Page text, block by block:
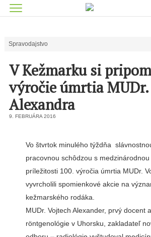
Spravodajstvo
V Kežmarku si
výročie úmrtia MUDr.
Alexandra
9. FEBRUÁRA 2016
Vo štvrtok minulého týždňa
pracovnou schôdzou s
príležitosti 100. výročia úmrtia MUDr.
vyvrcholili spomienkové akcie na
kežmarského rodáka.
MUDr. Vojtech Alexander, prvý docent
rӧntgenológie v Uhorsku, zakladateľ